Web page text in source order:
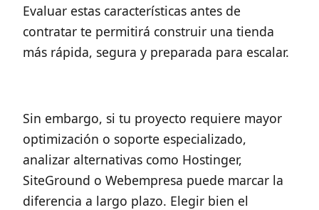
Evaluar estas características antes de
contratar te permitirá construir una tienda
más rápida, segura y preparada para escalar.
Sin embargo, si tu proyecto requiere mayor
optimización o soporte especializado,
analizar alternativas como Hostinger,
SiteGround o Webempresa puede marcar la
diferencia a largo plazo. Elegir bien el